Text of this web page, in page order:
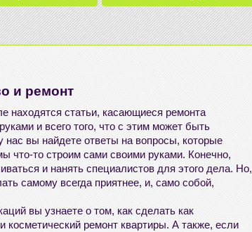
и ремонт
находятся статьи, касающиеся ремонта
и всего того, что с этим может быть
нас вы найдете ответы на вопросы, которые
что-тостроим сами своими руками. Конечно,
и нанять специалистов для этого дела. Но,
самому всегда приятнее, и, само собой,
вы узнаете о том, как сделать как
косметический ремонт квартиры. А также, если